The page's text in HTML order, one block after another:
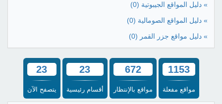
» دليل المواقع الجيبوتية (0)
» دليل المواقع الصومالية (0)
» دليل مواقع جزر القمر (0)
1153
مواقع مفعلة
672
مواقع بالإنتظار
23
أقسام رئيسية
23
يتصفح الآن